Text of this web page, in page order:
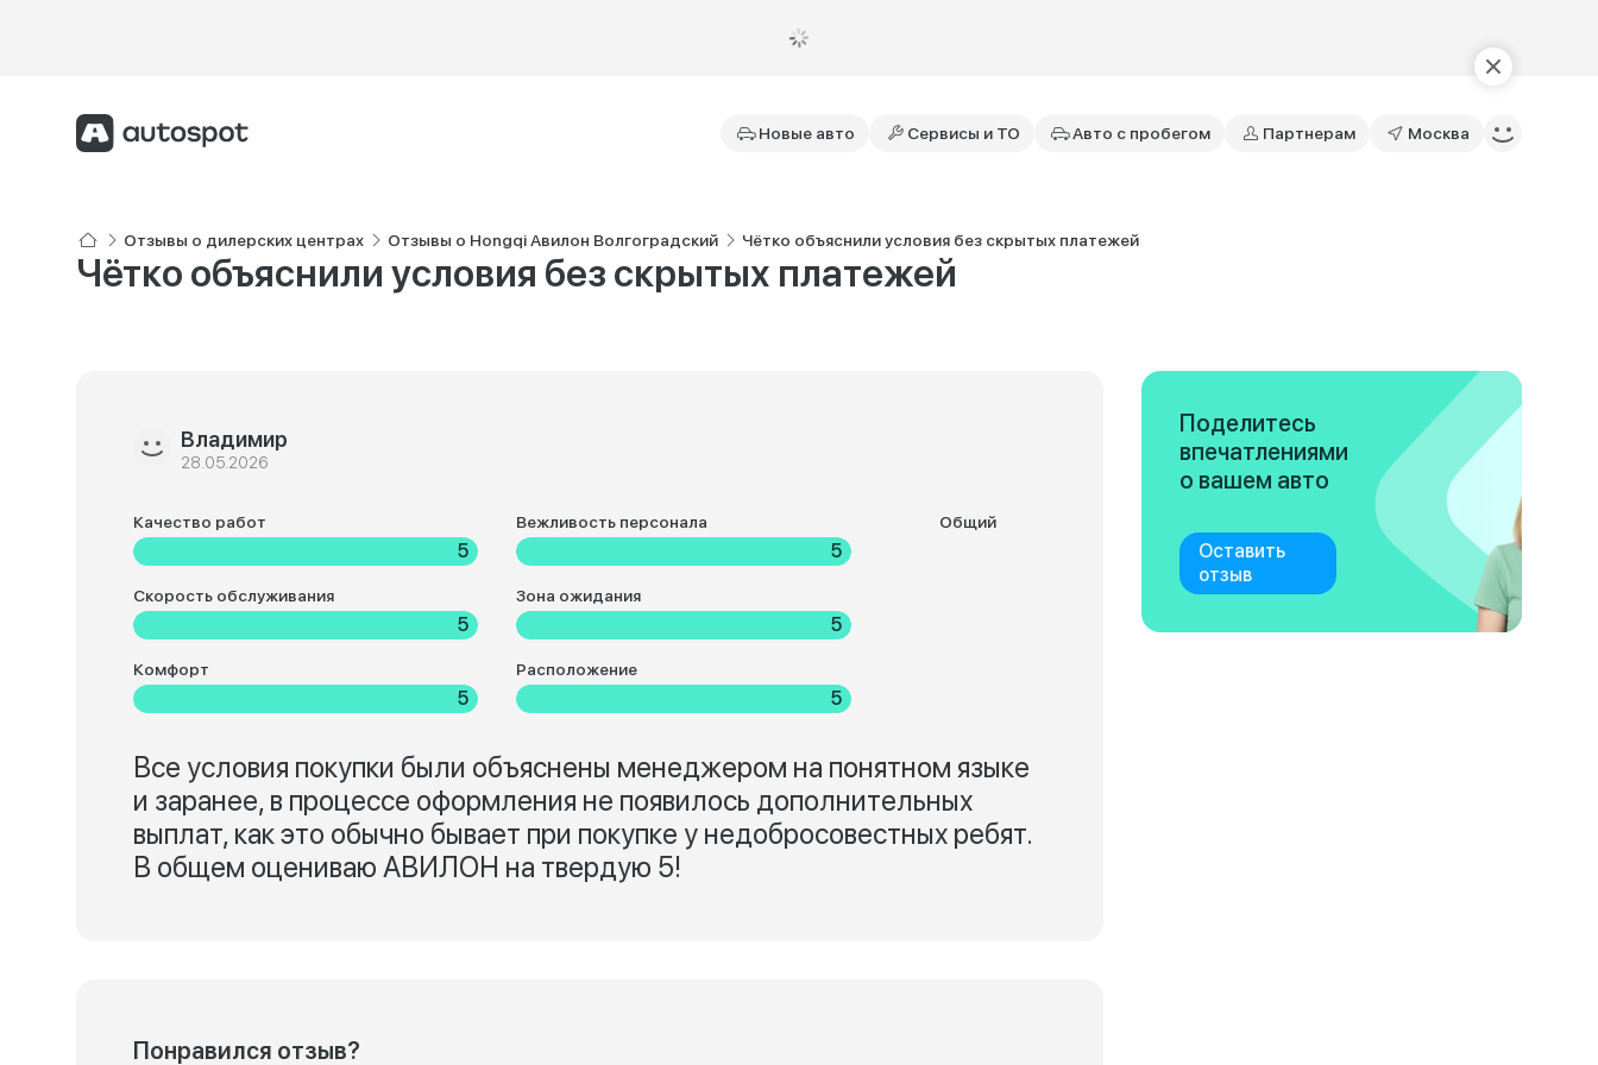
Новые авто Сервисы и ТО Авто с пробегом Партнерам Москва
Отзывы о дилерских центрах Отзывы о Hongqi Авилон Волгоградский Чётко объяснили условия без скрытых платежей
Чётко объяснили условия без скрытых платежей
Владимир
28.05.2026
Качество работ
5
Вежливость персонала
5
Скорость обслуживания
5
Зона ожидания
5
Комфорт
5
Расположение
5
Общий
Все условия покупки были объяснены менеджером на понятном языке
и заранее, в процессе оформления не появилось дополнительных
выплат, как это обычно бывает при покупке у недобросовестных ребят.
В общем оцениваю АВИЛОН на твердую 5!
Понравился отзыв?
Поделитесь
впечатлениями
о вашем авто
Оставить
отзыв